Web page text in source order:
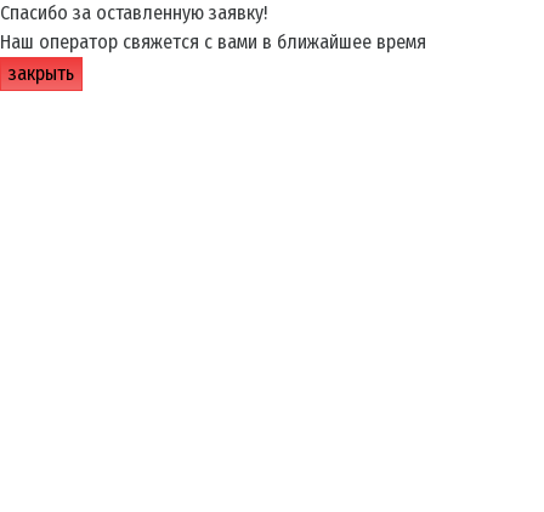
Спасибо за оставленную заявку!
Наш оператор свяжется с вами в ближайшее время
закрыть